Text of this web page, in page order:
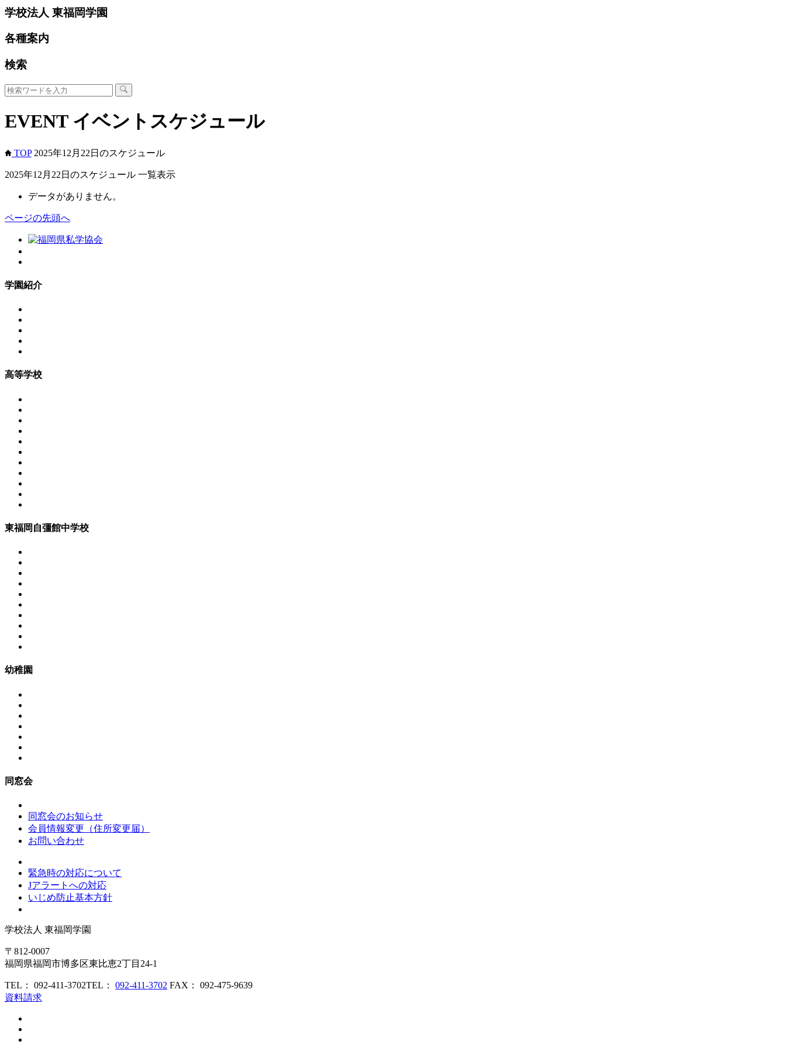
学校法人 東福岡学園
各種案内
検索
EVENT イベントスケジュール
TOP 2025年12月22日のスケジュール
2025年12月22日のスケジュール 一覧表示
データがありません。
ページの先頭へ
学園紹介
高等学校
東福岡自彊館中学校
幼稚園
同窓会
同窓会のお知らせ
会員情報変更（住所変更届）
お問い合わせ
緊急時の対応について
Jアラートへの対応
いじめ防止基本方針
学校法人 東福岡学園
〒812-0007
福岡県福岡市博多区東比恵2丁目24-1
TEL： 092-411-3702TEL： 092-411-3702 FAX： 092-475-9639
資料請求